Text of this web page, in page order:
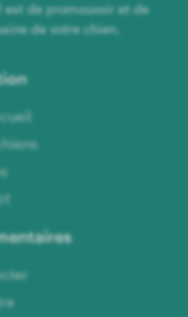
de promouvoir et de
de votre chien.